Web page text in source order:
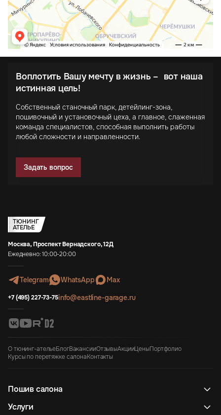
Воплотить Вашу мечту в жизнь – вот наша
истинная цель!
Собственный станочный парк, детейлинг-зона,
пошивочный и установочный цеха, а главное, слаженная
команда специалистов, способная выполнить работы
любой сложности и направленности.
Задать вопрос
ТЮНИНГ
АТЕЛЬЕ
Москва, Проспект Вернадского, 12Д
Ежедневно: 10:00-20:00
Telegram WhatsApp Max
+7 (495) 227-73-75info@eastline-garage.ru
О тюнинг-ательеБлогВакансииОтзывыАкцииЦеныПортфолио
Курсы по перетяжке салонаКонтакты
Пошив салона
Услуги